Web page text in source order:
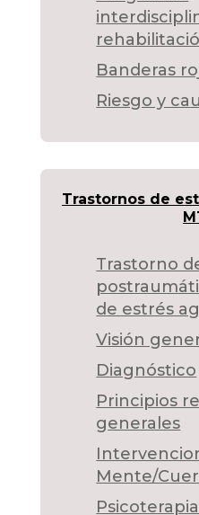
Banderas
Riesgo y
Trastornos de
Trastorno
de estrés
Visión
Diagnóstico
Principios
generales
Mente/